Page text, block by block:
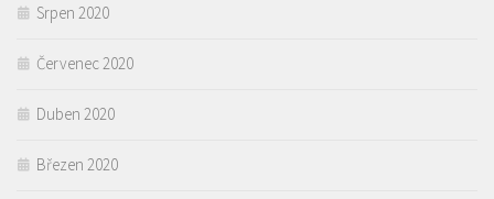
Srpen 2020
Červenec 2020
Duben 2020
Březen 2020